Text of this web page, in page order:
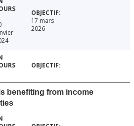
17 mars
2026
benefiting from income